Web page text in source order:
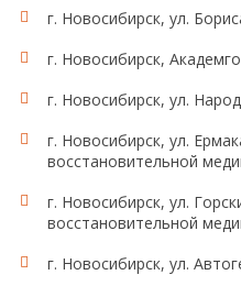
г. Новосибирск, ул.
г. Новосибирск,
г. Новосибирск, ул.
г. Новосибирск, ул.
восстановительной
г. Новосибирск, ул.
восстановительной
г. Новосибирск, ул.